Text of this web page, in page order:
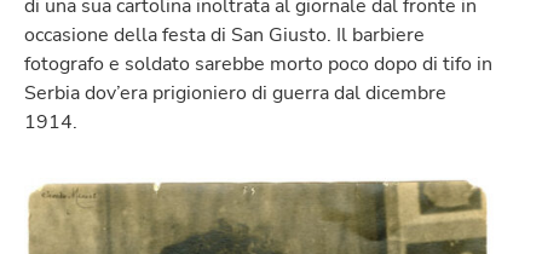
di una sua cartolina inoltrata al giornale dal fronte in
occasione della festa di San Giusto. Il barbiere
fotografo e soldato sarebbe morto poco dopo di tifo in
Serbia dov’era prigioniero di guerra dal dicembre
1914.